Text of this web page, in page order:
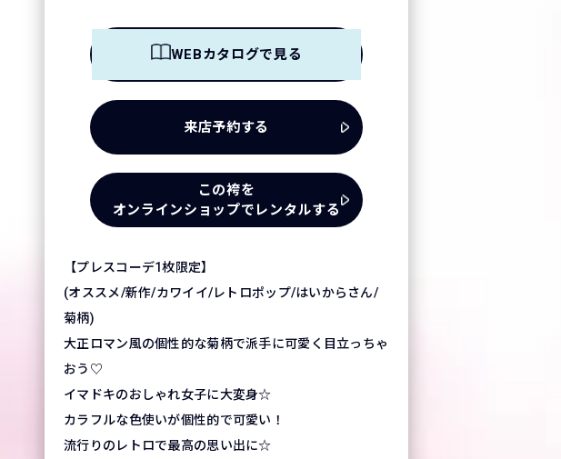
WEBカタログで見る
来店予約する
この袴を
オンラインショップでレンタルする
【プレスコーデ1枚限定】
(オススメ/新作/カワイイ/レトロポップ/はいからさん/
菊柄)
大正ロマン風の個性的な菊柄で派手に可愛く目立っちゃ
おう♡
イマドキのおしゃれ女子に大変身☆
カラフルな色使いが個性的で可愛い！
流行りのレトロで最高の思い出に☆